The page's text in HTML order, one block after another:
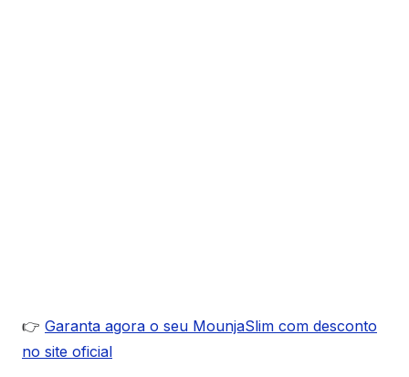
👉 Garanta agora o seu MounjaSlim com desconto
no site oficial